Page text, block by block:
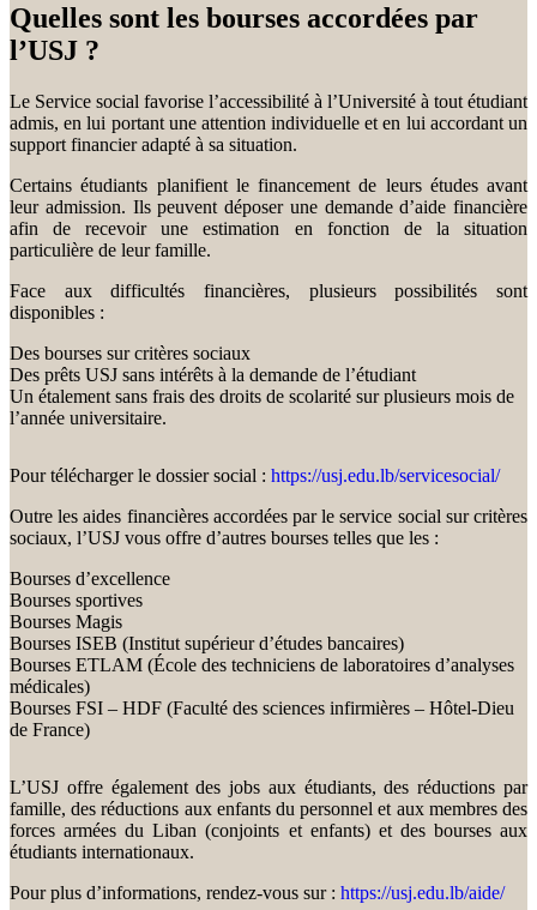
Quelles sont les bourses accordées par
l’USJ ?
Le Service social favorise l’accessibilité à l’Université à tout étudiant
admis, en lui portant une attention individuelle et en lui accordant un
support financier adapté à sa situation.
Certains étudiants planifient le financement de leurs études avant
leur admission. Ils peuvent déposer une demande d’aide financière
afin de recevoir une estimation en fonction de la situation
particulière de leur famille.
Face aux difficultés financières, plusieurs possibilités sont
disponibles :
Des bourses sur critères sociaux
Des prêts USJ sans intérêts à la demande de l’étudiant
Un étalement sans frais des droits de scolarité sur plusieurs mois de
l’année universitaire.
Pour télécharger le dossier social : https://usj.edu.lb/servicesocial/
Outre les aides financières accordées par le service social sur critères
sociaux, l’USJ vous offre d’autres bourses telles que les :
Bourses d’excellence
Bourses sportives
Bourses Magis
Bourses ISEB (Institut supérieur d’études bancaires)
Bourses ETLAM (École des techniciens de laboratoires d’analyses
médicales)
Bourses FSI – HDF (Faculté des sciences infirmières – Hôtel-Dieu
de France)
L’USJ offre également des jobs aux étudiants, des réductions par
famille, des réductions aux enfants du personnel et aux membres des
forces armées du Liban (conjoints et enfants) et des bourses aux
étudiants internationaux.
Pour plus d’informations, rendez-vous sur : https://usj.edu.lb/aide/